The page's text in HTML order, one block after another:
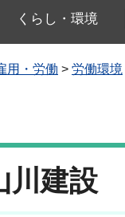
くらし・環境
用・労働 > 労働環境
川建設